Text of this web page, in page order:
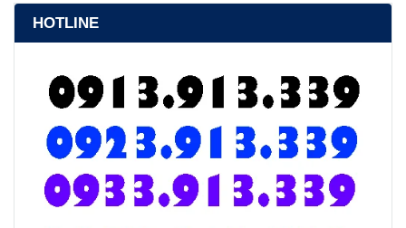
HOTLINE